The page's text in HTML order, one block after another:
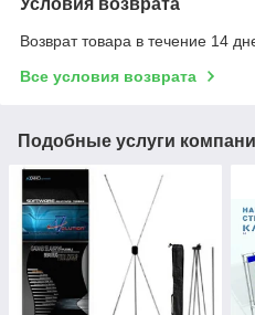
Условия возврата
Возврат товара в течение 14
Все условия возврата
Подобные услуги